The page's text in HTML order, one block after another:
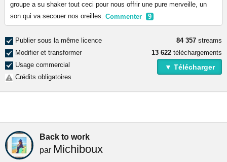
groupe a su shaker tout ceci pour nous offrir une pure merveille, un
son qui va secouer nos oreilles. Commenter 9
Publier sous la même licence
Modifier et transformer
Usage commercial
Crédits obligatoires
84 357 streams
13 622 téléchargements
▼ Télécharger
Back to work
par Michiboux